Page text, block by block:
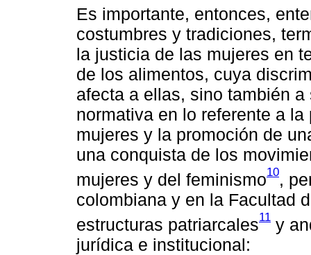
Es importante, entonces,
costumbres y tradiciones,
la justicia de las mujeres en
de los alimentos, cuya
afecta a ellas, sino también
normativa en lo referente a
mujeres y la promoción de
una conquista de los
mujeres y del feminismo10,
colombiana y en la Facultad
estructuras patriarcales11 y
jurídica e institucional: